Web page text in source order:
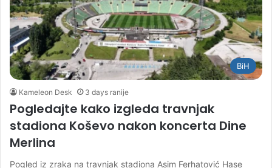
BiH
Kameleon Desk 3 days ranije
Pogledajte kako izgleda travnjak
stadiona Koševo nakon koncerta Dine
Merlina
Pogled iz zraka na travnjak stadiona Asim Ferhatović Hase